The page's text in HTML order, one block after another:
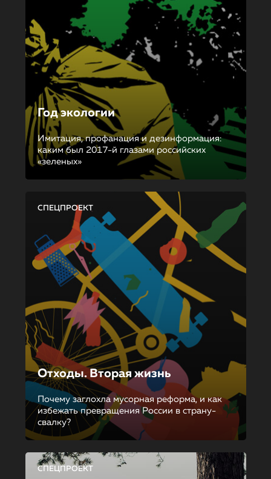
Год экологии
Имитация, профанация и дезинформация:
каким был 2017-й глазами российских
«зеленых»
СПЕЦПРОЕКТ
Отходы. Вторая жизнь
Почему заглохла мусорная реформа, и как
избежать превращения России в страну-
свалку?
СПЕЦПРОЕКТ